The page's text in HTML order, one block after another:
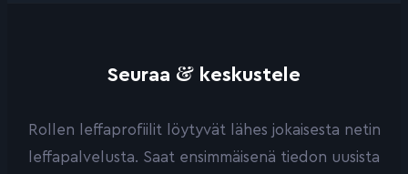
Seuraa & keskustele
Rollen leffaprofiilit löytyvät lähes jokaisesta netin
leffapalvelusta. Saat ensimmäisenä tiedon uusista